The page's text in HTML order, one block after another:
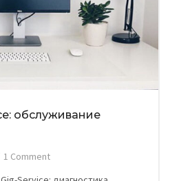
обслуживание
1 Comment